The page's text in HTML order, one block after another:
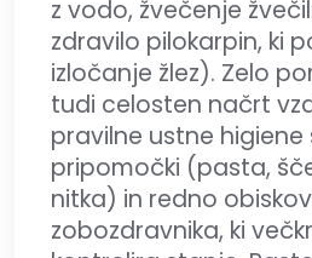
z vodo, žvečenje
zdravilo pilokarpin, ki
izločanje žlez). Zelo
tudi celosten načrt
pravilne ustne higiene
pripomočki (pasta,
nitka) in redno
zobozdravnika, ki